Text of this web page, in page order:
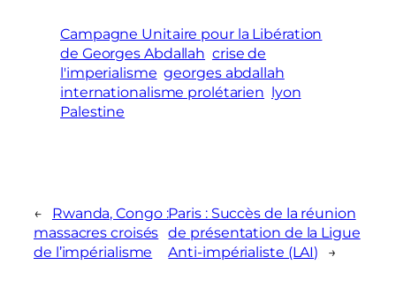
Campagne Unitaire pour la Libération
de Georges Abdallah crise de
l'imperialisme georges abdallah
internationalisme prolétarien
lyon
Palestine
←
Rwanda, Congo :
massacres croisés
de l’impérialisme
Paris : Succès de la réunion
de présentation de la Ligue
Anti-impérialiste (LAI)
→